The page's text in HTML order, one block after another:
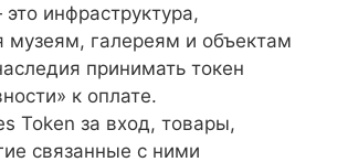
инфраструктура,
музеям, галереям и объектам
принимать токен
к оплате.
Token за вход, товары,
связанные с ними